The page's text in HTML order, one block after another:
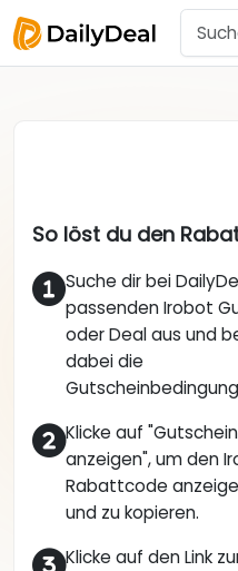
So löst du den
Suche dir bei
passenden Irobot
oder Deal aus und
dabei die
Klicke auf
anzeigen", um den
Rabattcode
und zu kopieren.
Klicke auf den Link